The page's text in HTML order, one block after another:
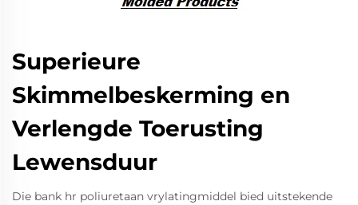
Superieure
Skimmelbeskerming en
Verlengde Toerusting
Lewensduur
Die bank hr poliuretaan vrylatingmiddel bied uitstekende